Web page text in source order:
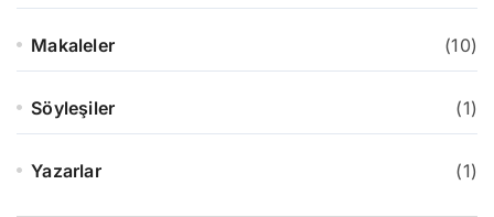
Makaleler (10)
Söyleşiler (1)
Yazarlar (1)